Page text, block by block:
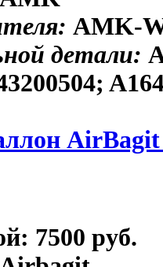
AMK-
детали:
AirBagit
7500 руб.